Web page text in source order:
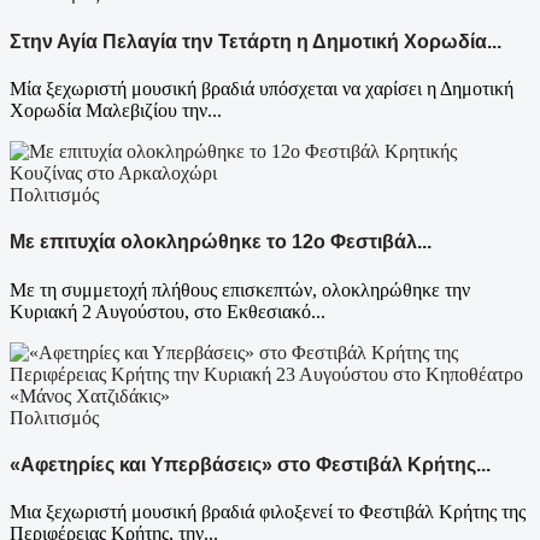
Στην Αγία Πελαγία την Τετάρτη η Δημοτική Χορωδία...
Μία ξεχωριστή μουσική βραδιά υπόσχεται να χαρίσει η Δημοτική
Χορωδία Μαλεβιζίου την...
Πολιτισμός
Με επιτυχία ολοκληρώθηκε το 12ο Φεστιβάλ...
Με τη συμμετοχή πλήθους επισκεπτών, ολοκληρώθηκε την
Κυριακή 2 Αυγούστου, στο Εκθεσιακό...
Πολιτισμός
«Αφετηρίες και Υπερβάσεις» στο Φεστιβάλ Κρήτης...
Μια ξεχωριστή μουσική βραδιά φιλοξενεί το Φεστιβάλ Κρήτης της
Περιφέρειας Κρήτης, την...